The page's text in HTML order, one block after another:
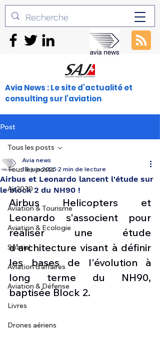
Avia News : Le site d'actualité et
consulting sur l'aviation
Post
Tous les posts
Air2030
Aviation & Tourisme
Aviation & Ecologie
Spatial
Aviation d'affaires
Aviation & Défense
Livres
Drones aériens
Tous les posts
Airbus et Leonardo lancent l'étude sur
le block 2 du NH90 !
Avia news
18 juin 2025 2 min de lecture
Airbus Helicopters et
Leonardo s'associent pour
réaliser une étude
d'architecture visant à définir
les bases de l'évolution à
long terme du NH90,
baptisée Block 2.